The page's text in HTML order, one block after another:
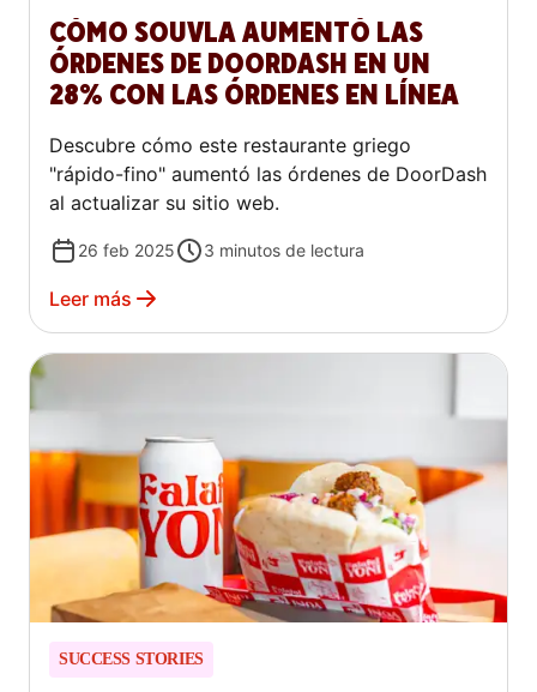
CÓMO SOUVLA AUMENTÓ LAS
ÓRDENES DE DOORDASH EN UN
28% CON LAS ÓRDENES EN LÍNEA
Descubre cómo este restaurante griego
"rápido-fino" aumentó las órdenes de DoorDash
al actualizar su sitio web.
26 feb 2025 3 minutos de lectura
Leer más
SUCCESS STORIES